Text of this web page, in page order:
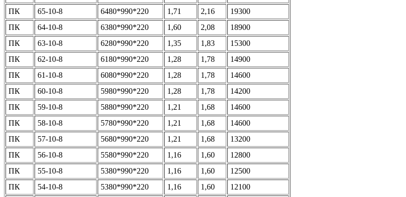
ПК
65-10-8 6480*990*220 1,71 2,16
19300
ПК
64-10-8 6380*990*220 1,60 2,08
18900
ПК
63-10-8 6280*990*220 1,35 1,83
15300
ПК
62-10-8 6180*990*220 1,28 1,78
14900
ПК
61-10-8 6080*990*220 1,28 1,78
14600
ПК
60-10-8 5980*990*220 1,28 1,78
14200
ПК
59-10-8 5880*990*220 1,21 1,68
14600
ПК
58-10-8 5780*990*220 1,21 1,68
14600
ПК
57-10-8 5680*990*220 1,21 1,68
13200
ПК
56-10-8 5580*990*220 1,16 1,60
12800
ПК
55-10-8 5380*990*220 1,16 1,60
12500
ПК
54-10-8 5380*990*220 1,16 1,60
12100